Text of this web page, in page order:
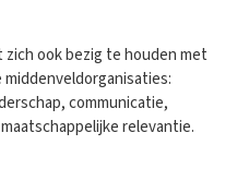
ook bezig te houden met
communicatie,
relevantie.